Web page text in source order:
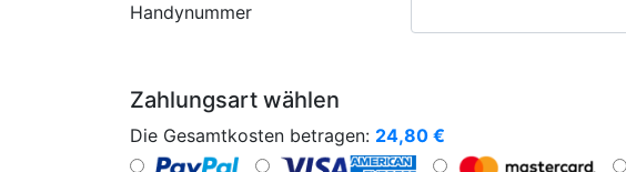
Handynummer
Zahlungsart wählen
Die Gesamtkosten betragen: 24,80 €